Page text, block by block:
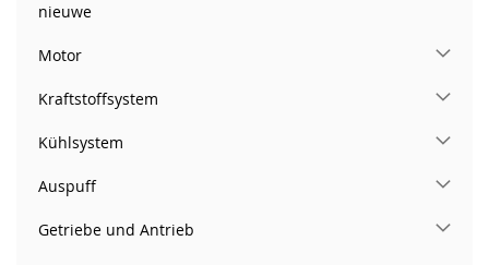
nieuwe
Motor
Kraftstoffsystem
Kühlsystem
Auspuff
Getriebe und Antrieb